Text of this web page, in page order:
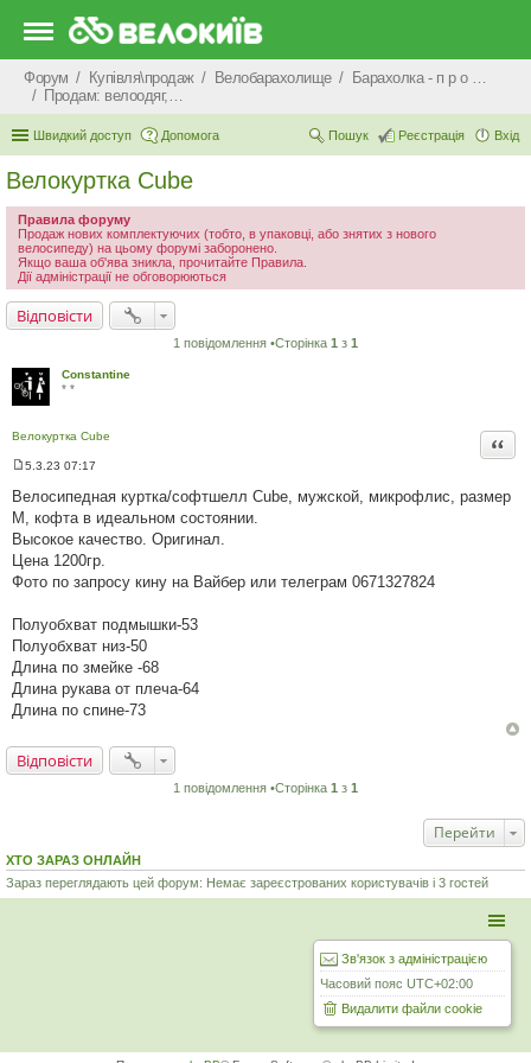
Форум Купівля\продаж Велобарахолище
Барахолка - п р о д а ж
Продам: велоодяг, взуття, захист, шоломи, велоокуляри
Швидкий доступ Допомога Вхід
Реєстрація
Пошук
Велокуртка Cube
Правила форуму
Продаж нових комплектуючих (тобто, в упаковці, або знятих з нового
велосипеду) на цьому форумі заборонено.
Якщо ваша об'ява зникла, прочитайте Правила.
Дії адміністрації не обговорюються
Відповісти
1 повідомлення •Сторінка 1 з 1
Constantine
* *
Велокуртка Cube
в
о
м
е
я
5.3.23 07:17
Велосипедная куртка/софтшелл Cube, мужской, микрофлис, размер
М, кофта в идеальном состоянии.
Высокое качество. Оригинал.
Цена 1200гр.
Фото по запросу кину на Вайбер или телеграм 0671327824
Полуобхват подмышки-53
Полуобхват низ-50
Длина по змейке -68
Длина рукава от плеча-64
Длина по спине-73
Відповісти
1 повідомлення •Сторінка 1 з 1
Перейти
ХТО ЗАРАЗ ОНЛАЙН
Зараз переглядають цей форум: Немає зареєстрованих користувачів і 3 гостей
Зв'язок з адміністрацією
Часовий пояс UTC+02:00
Видалити файли cookie